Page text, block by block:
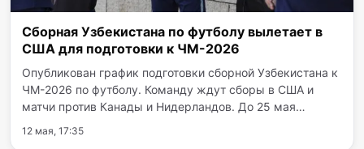
Сборная Узбекистана по футболу вылетает в
США для подготовки к ЧМ-2026
Опубликован график подготовки сборной Узбекистана к
ЧМ-2026 по футболу. Команду ждут сборы в США и
матчи против Канады и Нидерландов. До 25 мая
делегация отправится за океан. В рамках столичного
12 мая, 17:35